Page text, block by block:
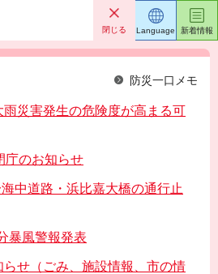
閉じる
防災一口メモ
災害発生の危険度が高まる可
庁のお知らせ
海中道路・浜比嘉大橋の通行止
暴風警報発表
らせ（ごみ、施設情報、市の情
Language 新着情報